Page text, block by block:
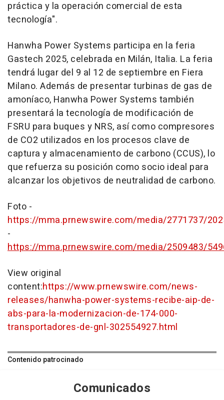
práctica y la operación comercial de esta
tecnología".
Hanwha Power Systems participa en la feria
Gastech 2025, celebrada en Milán, Italia. La feria
tendrá lugar del 9 al 12 de septiembre en Fiera
Milano. Además de presentar turbinas de gas de
amoníaco, Hanwha Power Systems también
presentará la tecnología de modificación de
FSRU para buques y NRS, así como compresores
de CO2 utilizados en los procesos clave de
captura y almacenamiento de carbono (CCUS), lo
que refuerza su posición como socio ideal para
alcanzar los objetivos de neutralidad de carbono.
Foto -
https://mma.prnewswire.com/media/2771737/
-
https://mma.prnewswire.com/media/2509483/
View original
content:https://www.prnewswire.com/news-
releases/hanwha-power-systems-recibe-aip-de-
abs-para-la-modernizacion-de-174-000-
transportadores-de-gnl-302554927.html
Contenido patrocinado
Comunicados